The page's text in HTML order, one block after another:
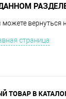
можете вернуться
страница
ТОВАР В